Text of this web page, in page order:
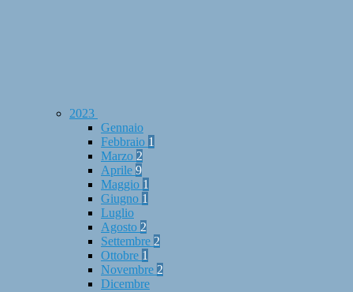
2023
Gennaio
Febbraio 1
Marzo 2
Aprile 9
Maggio 1
Giugno 1
Luglio
Agosto 2
Settembre 2
Ottobre 1
Novembre 2
Dicembre